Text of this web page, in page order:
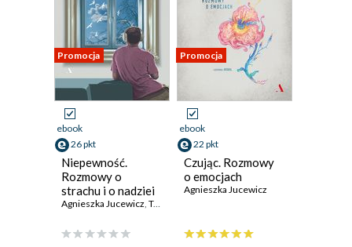
Promocja
ebook
26 pkt
Niepewność.
Rozmowy o
strachu i o nadziei
Agnieszka Jucewicz, Tomasz Kwaśniewski
Promocja
ebook
22 pkt
Czując. Rozmowy
o emocjach
Agnieszka Jucewicz